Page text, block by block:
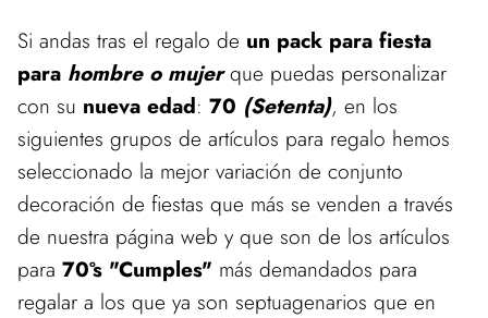
Si andas tras el regalo de un pack para fiesta
para hombre o mujerque puedas personalizar
con su nueva edad: 70 (Setenta), en los
siguientes grupos de artículos para regalo hemos
seleccionado la mejor variación de conjunto
decoración de fiestas que más se venden a través
de nuestra página web y que son de los artículos
para 70ºs "Cumples" más demandados para
regalar a los que ya son septuagenarios que en